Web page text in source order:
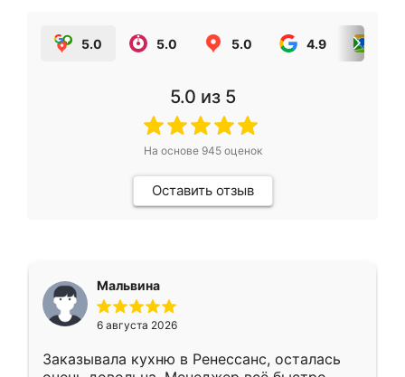
5.0 5.0 5.0 4.9
5.0 из 5
На основе 945оценок
Оставить отзыв
Мальвина
6 августа 2026
Заказывала кухню в Ренессанс, осталась